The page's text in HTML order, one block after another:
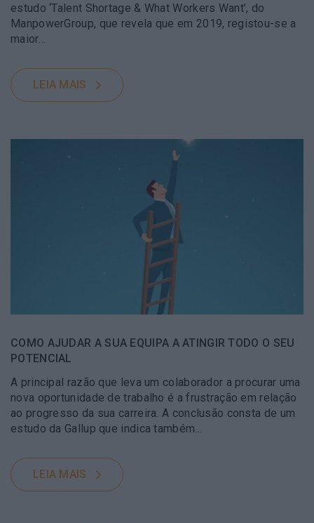
estudo ‘Talent Shortage & What Workers Want’, do
ManpowerGroup, que revela que em 2019, registou-se a
maior…
LEIA MAIS
COMO AJUDAR A SUA EQUIPA A ATINGIR TODO O SEU
POTENCIAL
A principal razão que leva um colaborador a procurar uma
nova oportunidade de trabalho é a frustração em relação
ao progresso da sua carreira. A conclusão consta de um
estudo da Gallup que indica também…
LEIA MAIS